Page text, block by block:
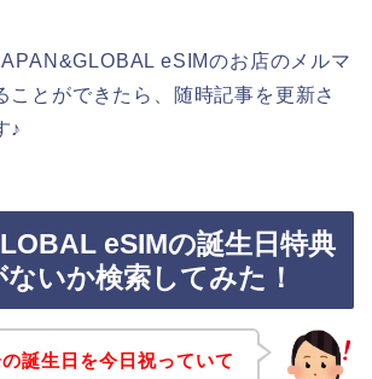
eSIMのお店のメルマ
ことができたら、随時記事を更新さ
♪
eSIMの誕生日特典
いか検索してみた！
誕生日を今日祝っていて